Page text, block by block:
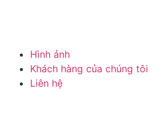
Hình ảnh
Khách hàng của chúng tôi
Liên hệ